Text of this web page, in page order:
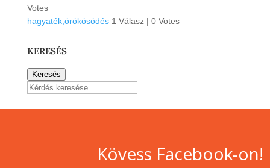
Votes
hagyaték,örökösödés 1 Válasz | 0 Votes
KERESÉS
Keresés
Kövess Facebook-on!